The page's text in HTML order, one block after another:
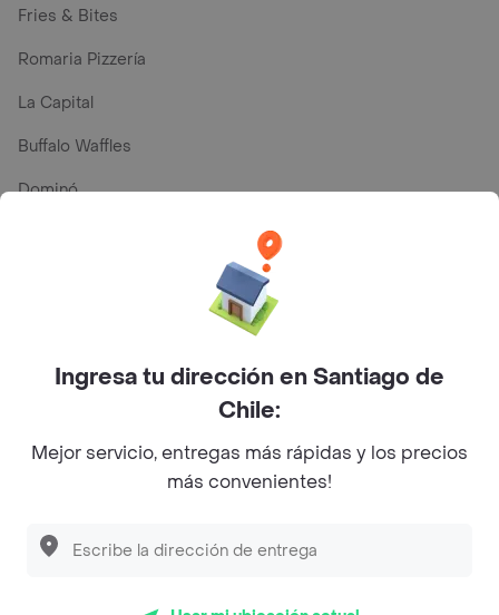
Fries & Bites
Romaria Pizzería
La Capital
Buffalo Waffles
Dominó
En los mas de 20 opiniones de clientes de Rappi fueron
Santiago de Chile y lo calificaron con un promedio de 3.3
sobre un máximo de 5.
Del total de Restaurantes, Juan Maestro es uno de los
Ingresa tu dirección en Santiago de
Chile:
Mejor servicio, entregas más rápidas y los precios
más convenientes!